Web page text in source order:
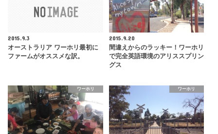
2015.9.3
オーストラリア ワーホリ最初に
ファームがオススメな訳。
2015.9.20
間違えからのラッキー！ワーホリ
で完全英語環境のアリススプリン
グス
ワーホリ ワーホリ